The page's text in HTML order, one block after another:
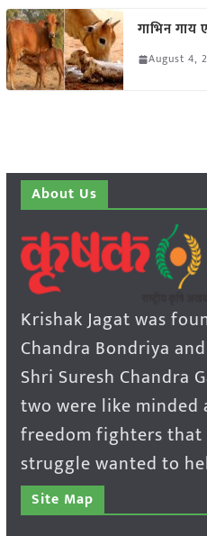
गाभिन
August 4,
About Us
Krishak Jagat was
Chandra Bondriya
Shri Suresh Chandra
two were like
freedom fighters
struggle wanted to
Site Map